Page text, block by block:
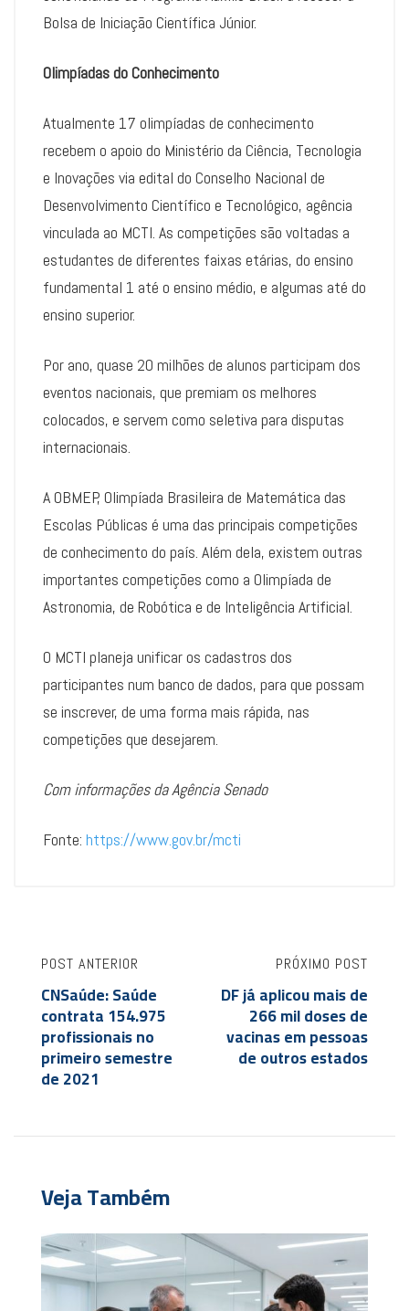
Bolsa de Iniciação Científica Júnior.
Olimpíadas do Conhecimento
Atualmente 17 olimpíadas de conhecimento
recebem o apoio do Ministério da Ciência, Tecnologia
e Inovações via edital do Conselho Nacional de
Desenvolvimento Científico e Tecnológico, agência
vinculada ao MCTI. As competições são voltadas a
estudantes de diferentes faixas etárias, do ensino
fundamental 1 até o ensino médio, e algumas até do
ensino superior.
Por ano, quase 20 milhões de alunos participam dos
eventos nacionais, que premiam os melhores
colocados, e servem como seletiva para disputas
internacionais.
A OBMEP, Olimpíada Brasileira de Matemática das
Escolas Públicas é uma das principais competições
de conhecimento do país. Além dela, existem outras
importantes competições como a Olimpíada de
Astronomia, de Robótica e de Inteligência Artificial.
O MCTI planeja unificar os cadastros dos
participantes num banco de dados, para que possam
se inscrever, de uma forma mais rápida, nas
competições que desejarem.
Com informações da Agência Senado
Fonte: https://www.gov.br/mcti
POST ANTERIOR
CNSaúde: Saúde
contrata 154.975
profissionais no
primeiro semestre
de 2021
PRÓXIMO POST
DF já aplicou mais de
266 mil doses de
vacinas em pessoas
de outros estados
Veja Também